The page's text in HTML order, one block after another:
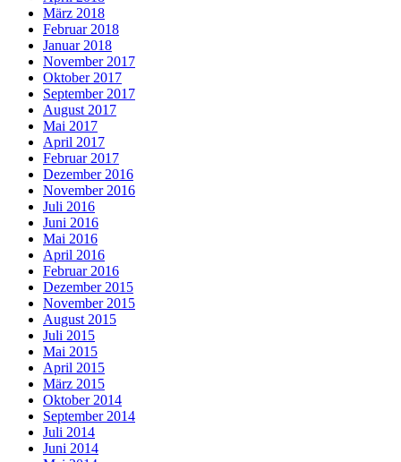
März 2018
Februar 2018
Januar 2018
November 2017
Oktober 2017
September 2017
August 2017
Mai 2017
April 2017
Februar 2017
Dezember 2016
November 2016
Juli 2016
Juni 2016
Mai 2016
April 2016
Februar 2016
Dezember 2015
November 2015
August 2015
Juli 2015
Mai 2015
April 2015
März 2015
Oktober 2014
September 2014
Juli 2014
Juni 2014